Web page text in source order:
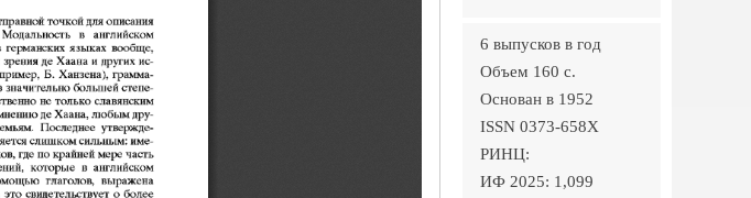
6 выпусков в год
Объем 160 c.
Основан в 1952
ISSN 0373-658X
РИНЦ:
ИФ 2025: 1,099